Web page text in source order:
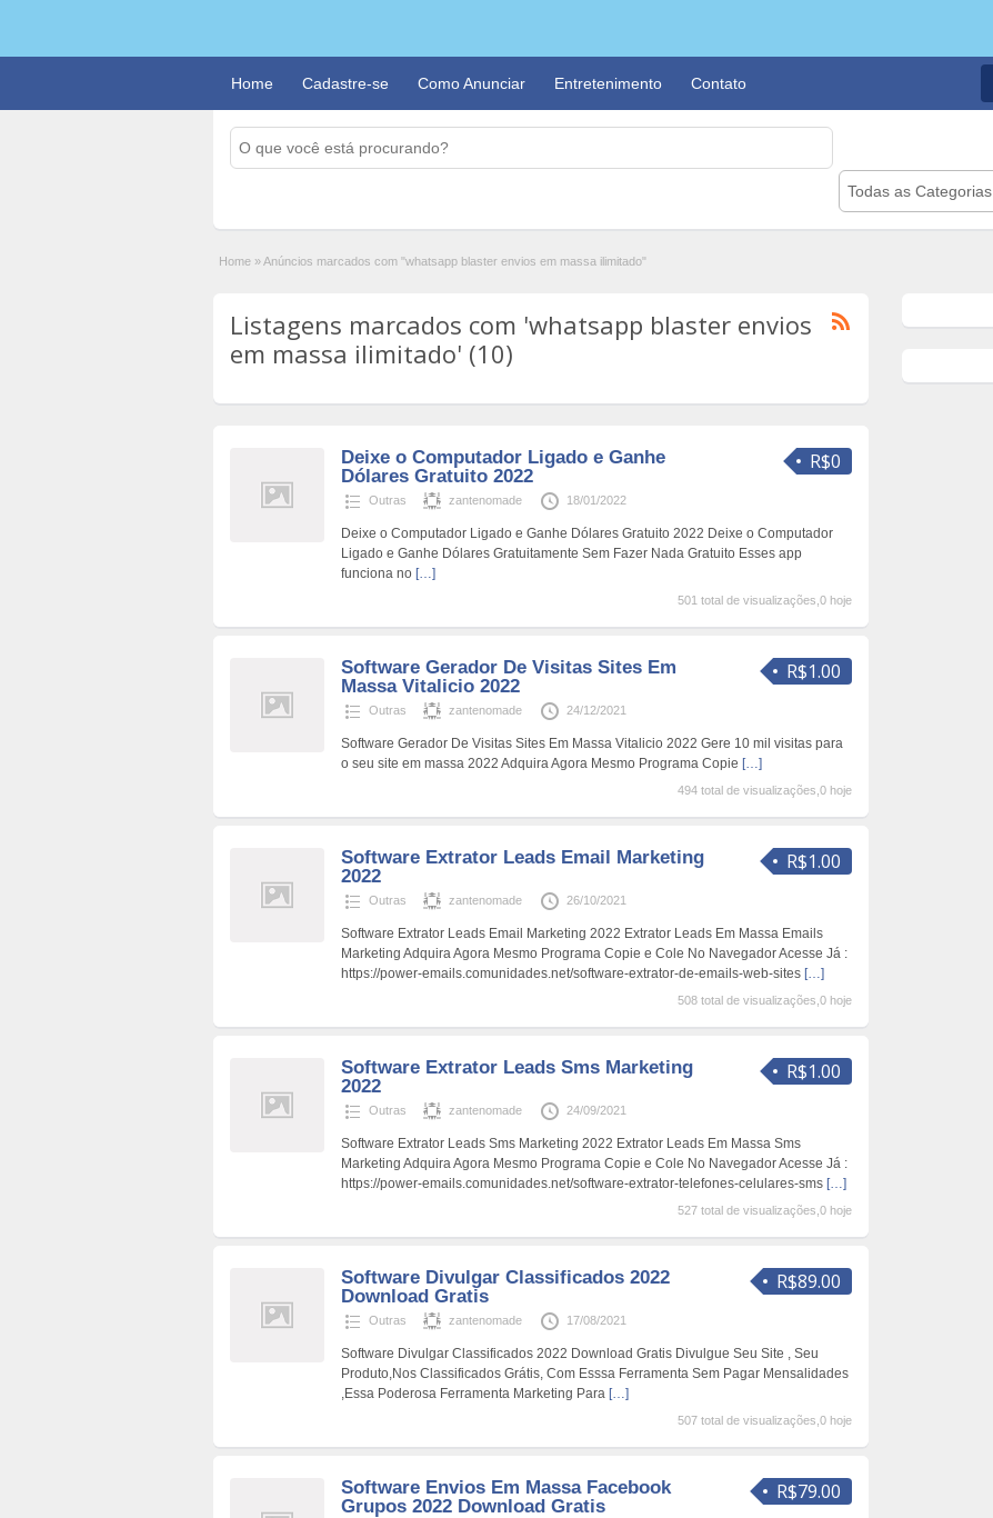
Home Cadastre-se Como Anunciar Entretenimento Contato
Todas as Categorias
Home »Anúncios marcados com "whatsapp blaster envios em massa ilimitado"
Listagens marcados com 'whatsapp blaster envios
em massa ilimitado' (10)
R$0
Deixe o Computador Ligado e Ganhe
Dólares Gratuito 2022
Outras zantenomade 18/01/2022
Deixe o Computador Ligado e Ganhe Dólares Gratuito 2022 Deixe o Computador
Ligado e Ganhe Dólares Gratuitamente Sem Fazer Nada Gratuito Esses app
funciona no […]
501 total de visualizações,0 hoje
R$1.00
Software Gerador De Visitas Sites Em
Massa Vitalicio 2022
Outras zantenomade 24/12/2021
Software Gerador De Visitas Sites Em Massa Vitalicio 2022 Gere 10 mil visitas para
o seu site em massa 2022 Adquira Agora Mesmo Programa Copie […]
494 total de visualizações,0 hoje
R$1.00
Software Extrator Leads Email Marketing
2022
Outras zantenomade 26/10/2021
Software Extrator Leads Email Marketing 2022 Extrator Leads Em Massa Emails
Marketing Adquira Agora Mesmo Programa Copie e Cole No Navegador Acesse Já :
https://power-emails.comunidades.net/software-extrator-de-emails-web-sites […]
508 total de visualizações,0 hoje
R$1.00
Software Extrator Leads Sms Marketing
2022
Outras zantenomade 24/09/2021
Software Extrator Leads Sms Marketing 2022 Extrator Leads Em Massa Sms
Marketing Adquira Agora Mesmo Programa Copie e Cole No Navegador Acesse Já :
https://power-emails.comunidades.net/software-extrator-telefones-celulares-sms […]
527 total de visualizações,0 hoje
R$89.00
Software Divulgar Classificados 2022
Download Gratis
Outras zantenomade 17/08/2021
Software Divulgar Classificados 2022 Download Gratis Divulgue Seu Site , Seu
Produto,Nos Classificados Grátis, Com Esssa Ferramenta Sem Pagar Mensalidades
,Essa Poderosa Ferramenta Marketing Para […]
507 total de visualizações,0 hoje
R$79.00
Software Envios Em Massa Facebook
Grupos 2022 Download Gratis